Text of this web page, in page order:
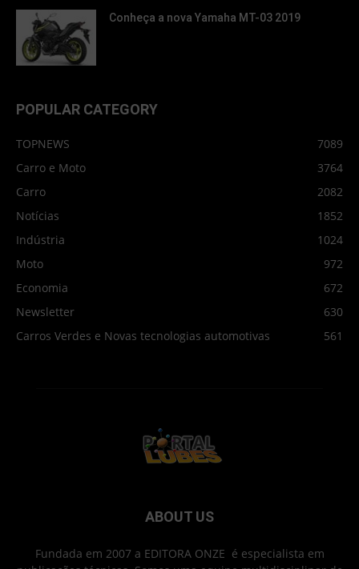
Conheça a nova Yamaha MT-03 2019
POPULAR CATEGORY
TOPNEWS
7089
Carro e Moto
3764
Carro
2082
Notícias
1852
Indústria
1024
Moto
972
Economia
672
Newsletter
630
Carros Verdes e Novas tecnologias automotivas
561
ABOUT US
Fundada em 2007 a EDITORA ONZE é especialista em